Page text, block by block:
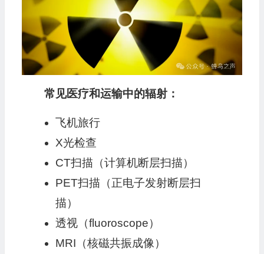
常见医疗和运输中的辐射：
飞机旅行
X光检查
CT扫描（计算机断层扫描）
PET扫描（正电子发射断层扫
描）
透视（fluoroscope）
MRI（核磁共振成像）